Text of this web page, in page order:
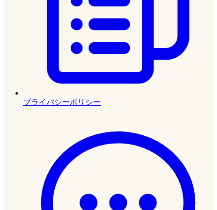
プライバシーポリシー